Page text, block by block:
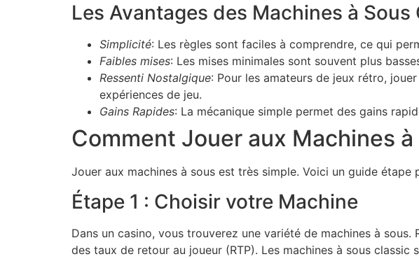
Les Avantages des Machines à Sous
Simplicité: Les règles sont faciles à comprendre, ce qui
Faibles mises: Les mises minimales sont souvent plus
Ressenti Nostalgique: Pour les amateurs de jeux rétro,
expériences de jeu.
Gains Rapides: La mécanique simple permet des gains
Comment Jouer aux Machines à
Jouer aux machines à sous est très simple. Voici un guide
Étape 1 : Choisir votre Machine
Dans un casino, vous trouverez une variété de machines à
des taux de retour au joueur (RTP). Les machines à sous